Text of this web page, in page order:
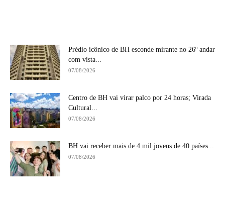
Prédio icônico de BH esconde mirante no 26º andar
com vista...
07/08/2026
Centro de BH vai virar palco por 24 horas; Virada
Cultural...
07/08/2026
BH vai receber mais de 4 mil jovens de 40 países...
07/08/2026